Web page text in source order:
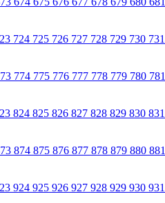
724 725 726 727 728 729 730 731
774 775 776 777 778 779 780 781
824 825 826 827 828 829 830 831
874 875 876 877 878 879 880 881
924 925 926 927 928 929 930 931